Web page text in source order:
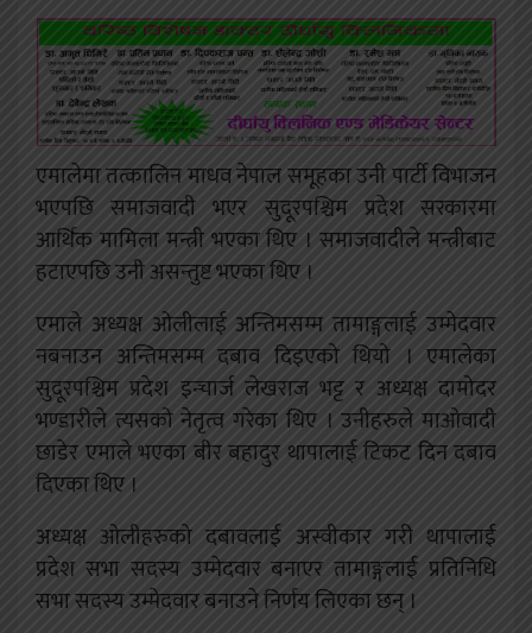
एमालेमा तत्कालिन माधव नेपाल समूहका उनी पार्टी विभाजन
भएपछि समाजवादी भएर सुदूरपश्चिम प्रदेश सरकारमा
आर्थिक मामिला मन्त्री भएका थिए । समाजवादीले मन्त्रीबाट
हटाएपछि उनी असन्तुष्ट भएका थिए ।
एमाले अध्यक्ष ओलीलाई अन्तिमसम्म तामाङ्गलाई उम्मेदवार
नबनाउन अन्तिमसम्म दबाव दिइएको थियो । एमालेका
सुदूरपश्चिम प्रदेश इन्चार्ज लेखराज भट्ट र अध्यक्ष दामोदर
भण्डारीले त्यसको नेतृत्व गरेका थिए । उनीहरुले माओवादी
छाडेर एमाले भएका बीर बहादुर थापालाई टिकट दिन दबाव
दिएका थिए ।
अध्यक्ष ओलीहरुको दबावलाई अस्वीकार गरी थापालाई
प्रदेश सभा सदस्य उम्मेदवार बनाएर तामाङ्गलाई प्रतिनिधि
सभा सदस्य उम्मेदवार बनाउने निर्णय लिएका छन् ।